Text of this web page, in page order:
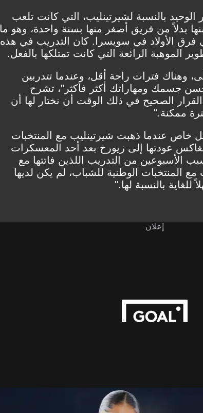
الوحيد بالنسبة لشيرتينليب، التي كانت تلعب
بدلاً من فريق أصغر منها بسنة واحدة، وهو ما
فرق الأولاد في سويسرا. كان التدريب في هذه
الموهبة الرائعة التي كانت تمتلكها بالفعل.
وهناك فترات راحة أقل، وعندما تتدربين
جسمك ومهاراتك أكثر فأكثر"، تشرح
الصحيح في ذلك الوقت أن نختار لها أن
ممكنة."
خاص عندما ذهبت شيرتينليب مع المنتخبات
عودتها إلى زيورخ بعد أحد المعسكرات
الأسبوعين من التدريب اللذين فاتتها مع
مع المنتخبات الوطنية للشباب، لم يكن لديها
بالنسبة لها."
إعلان